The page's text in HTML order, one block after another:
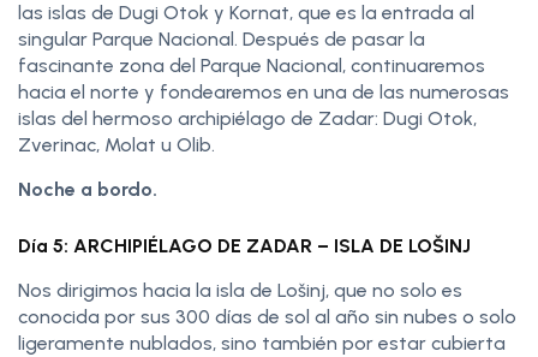
las islas de Dugi Otok y Kornat, que es la entrada al
singular Parque Nacional. Después de pasar la
fascinante zona del Parque Nacional, continuaremos
hacia el norte y fondearemos en una de las numerosas
islas del hermoso archipiélago de Zadar: Dugi Otok,
Zverinac, Molat u Olib.
Noche a bordo.
Día 5: ARCHIPIÉLAGO DE ZADAR – ISLA DE LOŠINJ
Nos dirigimos hacia la isla de Lošinj, que no solo es
conocida por sus 300 días de sol al año sin nubes o solo
ligeramente nublados, sino también por estar cubierta